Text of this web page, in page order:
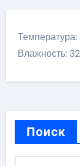
Температура:
Влажность:
Поиск